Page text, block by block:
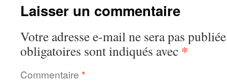
Laisser un commentaire
Votre adresse e-mail ne sera pas
obligatoires sont indiqués avec *
Commentaire *